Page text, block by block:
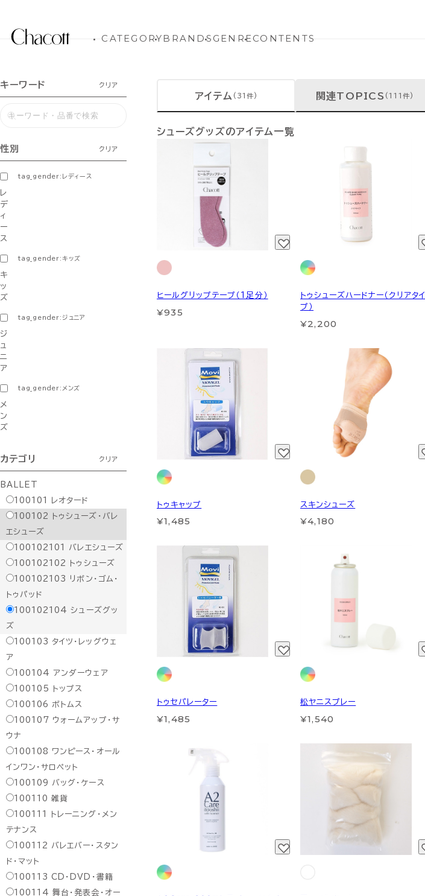
CATEGORYBRANDSGENRECONTENTS
キーワード クリア
性別 クリア
tag_gender:レディース
レ
デ
ィ
ー
ス
tag_gender:キッズ
キ
ッ
ズ
tag_gender:ジュニア
ジ
ュ
ニ
ア
tag_gender:メンズ
メ
ン
ズ
カテゴリ クリア
BALLET
100101
レオタード
100102
トゥシューズ・バレ
エシューズ
100102101
バレエシューズ
100102102
トゥシューズ
100102103
リボン・ゴム・
トゥパッド
100102104 シューズグッ
ズ
100103 タイツ・レッグウェ
ア
100104 アンダーウェア
100105
トップス
100106
ボトムス
100107
ウォームアップ・サ
ウナ
100108
ワンピース・オール
インワン・サロペット
100109
バッグ・ケース
100110 雑貨
100111
トレーニング・メン
テナンス
100112
バレエバー・スタン
ド・マット
100113 CD・DVD・書籍
100114 舞台・発表会・オー
アイテム (31件) 関連TOPICS (111件)
シューズグッズのアイテム一覧
ヒールグリップテープ（1足分）
¥935
トゥシューズハードナー（クリアタイ
プ）
¥2,200
トゥキャップ
¥1,485
スキンシューズ
¥4,180
トゥセパレーター
¥1,485
松ヤニスプレー
¥1,540